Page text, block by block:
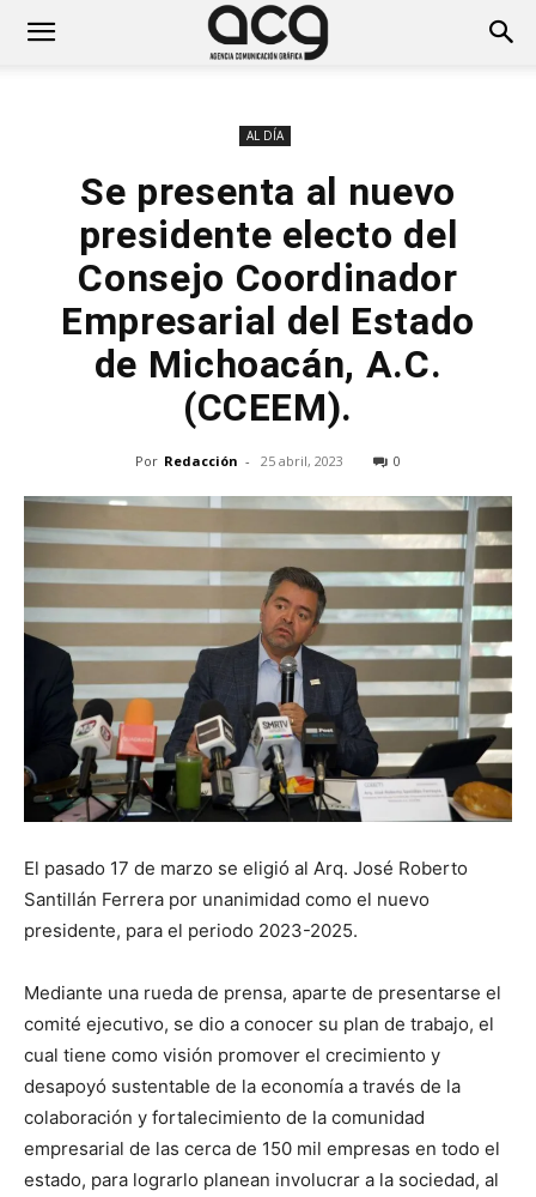
AL DÍA
Se presenta al nuevo
presidente electo del
Consejo Coordinador
Empresarial del Estado
de Michoacán, A.C.
(CCEEM).
Por Redacción - 25 abril, 2023 0
El pasado 17 de marzo se eligió al Arq. José Roberto
Santillán Ferrera por unanimidad como el nuevo
presidente, para el periodo 2023-2025.
Mediante una rueda de prensa, aparte de presentarse el
comité ejecutivo, se dio a conocer su plan de trabajo, el
cual tiene como visión promover el crecimiento y
desapoyó sustentable de la economía a través de la
colaboración y fortalecimiento de la comunidad
empresarial de las cerca de 150 mil empresas en todo el
estado, para lograrlo planean involucrar a la sociedad, al